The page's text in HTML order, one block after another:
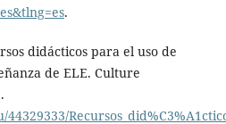
.
didácticos para el uso de
de ELE. Culture